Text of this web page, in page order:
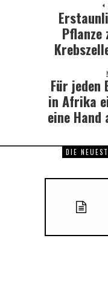
Für jeden
in Afrika
eine Hand
DIE